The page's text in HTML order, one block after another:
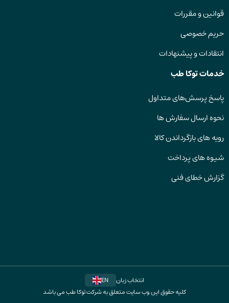
قوانین و مقررات
حریم خصوصی
انتقادات و پیشنهادات
خدمات توکا طب
پاسخ پرسش‌های متداول
نحوه ارسال سفارش ها
رویه های بازگرداندن کالا
شیوه های پرداخت
گزارش خطای فنی
انتخاب زبان
EN
کلیه حقوق این وب سایت متعلق به شرکت توکا طب می باشد